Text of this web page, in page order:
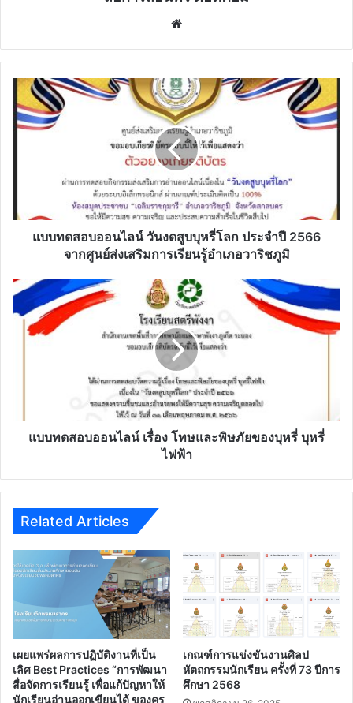
แบบ
ทดสอบ
ออนไลน์
ประจำ
ศูนย์
ส่ง
เสริม
การ
แบบทดสอบออนไลน์ วันงดสูบบุหรี่โลก ประจำปี 2566
จากศูนย์ส่งเสริมการเรียนรู้อำเภอวาริชภูมิ
แบบ
ทดสอบ
ออนไลน์
เรื่อง
ของ
บุหรี่แบบทดสอบออนไลน์ เรื่อง โทษและพิษภัยของบุหรี่ บุหรี่
ไฟฟ้า
Related Articles
เผยแพร่ผลการปฏิบัติงานที่เป็น
เลิศ Best Practices “การพัฒนา
สื่อจัดการเรียนรู้ เพื่อแก้ปัญหาให้
นักเรียนอ่านออกเขียนได้ ของครู
เกณฑ์การแข่งขันงานศิลป
หัตถกรรมนักเรียน ครั้งที่ 73 ปีการ
ศึกษา 2568